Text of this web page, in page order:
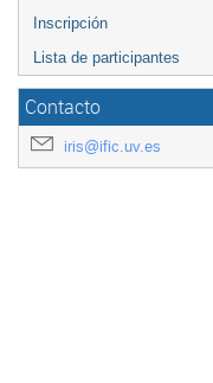
Inscripción
Lista de participantes
Contacto
iris@ific.uv.es